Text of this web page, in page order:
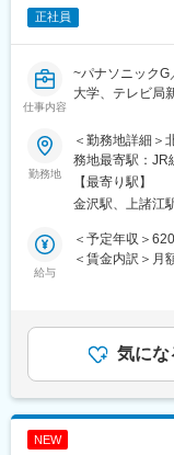
正社員
仕事内容
~パナソニック
大学、テレビ局
■担当業務：
（1）空調機器
（2）設計事務
社への物件営業
（3）ゼネコン
（4）パナソニ
獲得営業
■担当業務詳細：
・営業業務に付
勤務地
＜勤務地詳細＞
務地最寄駅：JR
囲：会社の定め
【最寄り駅】
金沢駅、上諸江
給与
＜予定年収＞
＜賃金内訳＞月
定）、家族手当
夜勤務手当、な
じて上下する
記です。
気にな
NEW